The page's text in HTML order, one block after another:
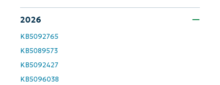
2026
KB5092765
KB5089573
KB5092427
KB5096038